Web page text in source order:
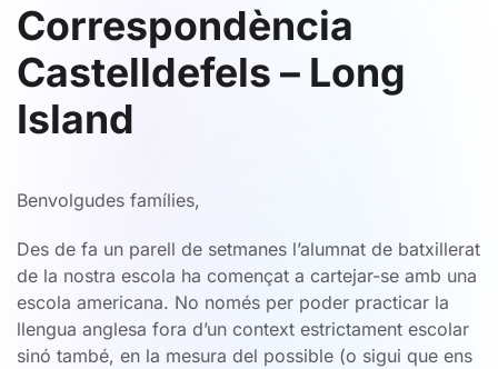
Correspondència
Castelldefels – Long
Island
Benvolgudes famílies,
Des de fa un parell de setmanes l’alumnat de batxillerat
de la nostra escola ha començat a cartejar-se amb una
escola americana. No només per poder practicar la
llengua anglesa fora d’un context estrictament escolar
sinó també, en la mesura del possible (o sigui que ens